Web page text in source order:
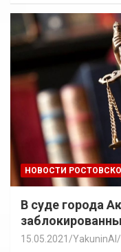
НОВОСТИ
В суде города
15.05.2021 YakuninAI